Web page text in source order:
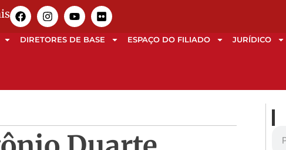
DIRETORES DE BASE ESPAÇO DO FILIADO JURÍDICO